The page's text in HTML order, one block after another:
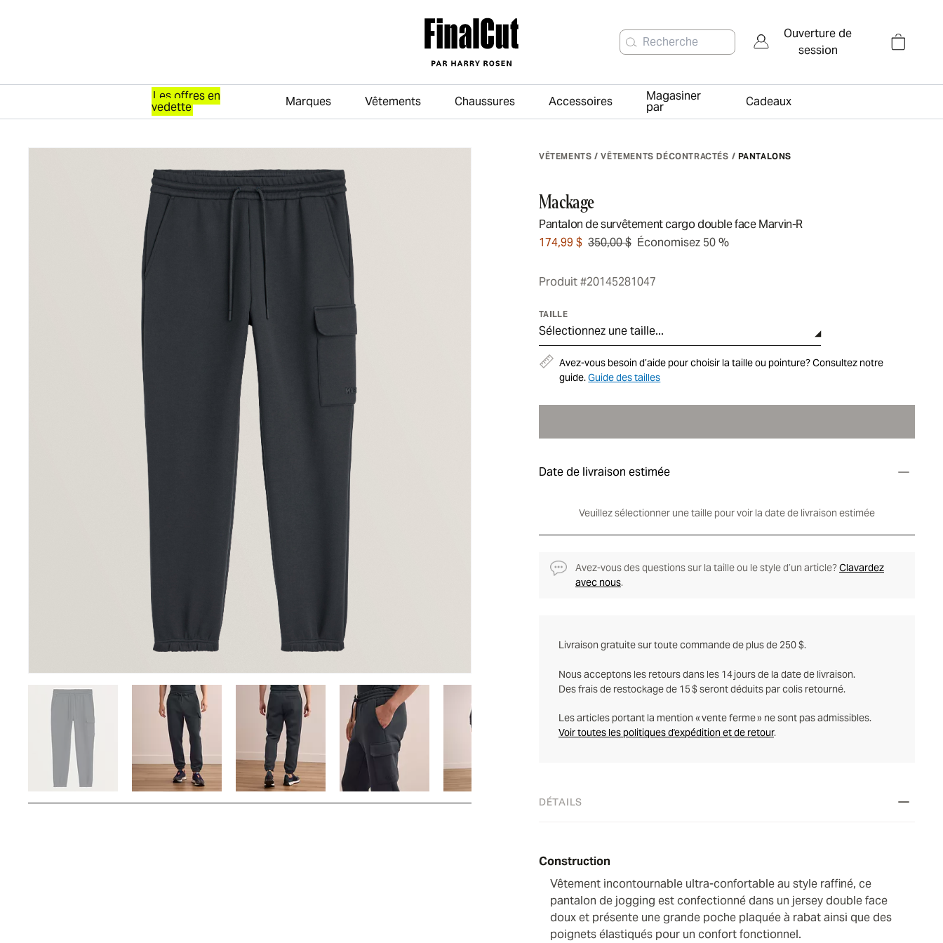
Recherche
Ouverture de
session
Passer au contenu principal
Les offres en
vedette Marques Vêtements Chaussures Accessoires Magasiner
par
Cadeaux
VÊTEMENTS / VÊTEMENTS DÉCONTRACTÉS / PANTALONS
Mackage
Pantalon de survêtement cargo double face Marvin-R
174,99 $ 350,00 $ Économisez 50 %
Produit #20145281047
TAILLE
Sélectionnez une taille...
Avez-vous besoin d’aide pour choisir la taille ou pointure? Consultez notre
guide.Guide des tailles
Date de livraison estimée
Veuillez sélectionner une taille pour voir la date de livraison estimée
Avez-vous des questions sur la taille ou le style d’un article?Clavardez
avec nous.
Livraison gratuite sur toute commande de plus de 250 $.
Nous acceptons les retours dans les 14 jours de la date de livraison.
Des frais de restockage de 15 $ seront déduits par colis retourné.
Les articles portant la mention « vente ferme » ne sont pas admissibles.
Voir toutes les politiques d'expédition et de retour.
DÉTAILS
Construction
Vêtement incontournable ultra-confortable au style raffiné, ce
pantalon de jogging est confectionné dans un jersey double face
doux et présente une grande poche plaquée à rabat ainsi que des
poignets élastiqués pour un confort fonctionnel.